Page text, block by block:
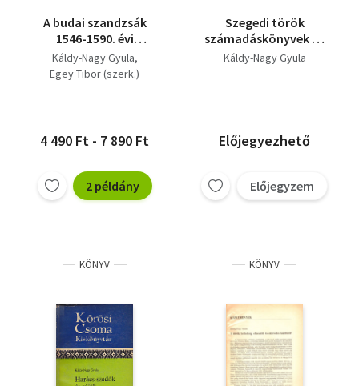
A budai szandzsák
1546-1590. évi
összeírásai -
demográfiai és
Térképmelléklet)
Káldy-Nagy Gyula
Egey Tibor (szerk.)
4 490 Ft - 7 890 Ft
2 példány
Szegedi török
számadáskönyvek az
1585-1588-as és az
Káldy-Nagy Gyula
Előjegyezhető
Előjegyzem
KÖNYV KÖNYV